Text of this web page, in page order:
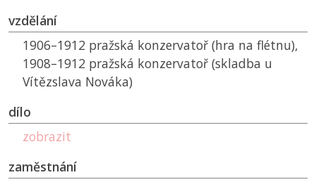
vzdělání
1906–1912 pražská konzervatoř (hra na flétnu),
1908–1912 pražská konzervatoř (skladba u
Vítězslava Nováka)
dílo
zobrazit
zaměstnání